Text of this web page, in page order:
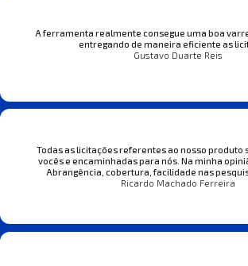
A ferramenta realmente consegue uma boa
entregando de maneira eficiente as
Gustavo Duarte Reis
Todas as licitações referentes ao nosso produto
vocês e encaminhadas para nós. Na minha
Abrangência, cobertura, facilidade nas
Ricardo Machado Ferreira